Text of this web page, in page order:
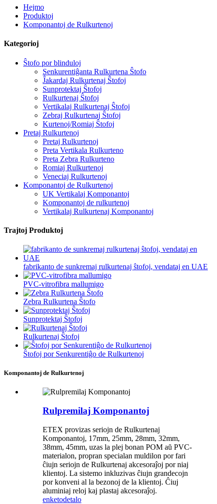
Hejmo
Produktoj
Komponantoj de Rulkurtenoj
Kategorioj
Ŝtofo por blinduloj
Senkurentiĝanta Rulkurtena Ŝtofo
Ĵakardaj Rulkurtenaj Ŝtofoj
Sunprotektaj Ŝtofoj
Rulkurtenaj Ŝtofoj
Vertikalaj Rulkurtenaj Ŝtofoj
Zebraj Rulkurtenaj Ŝtofoj
Kurtenoj/Romiaj Ŝtofoj
Pretaj Rulkurtenoj
Pretaj Rulkurtenoj
Preta Vertikala Rulkurteno
Preta Zebra Rulkurteno
Romiaj Rulkurtenoj
Veneciaj Rulkurtenoj
Komponantoj de Rulkurtenoj
UK Vertikalaj Komponantoj
Komponantoj de rulkurtenoj
Vertikalaj Rulkurtenaj Komponantoj
Trajtoj Produktoj
fabrikanto de sunkremaj rulkurtenaj ŝtofoj, vendataj en UAE
PVC-vitrofibra mallumigo
Zebra Rulkurtena Ŝtofo
Sunprotektaj Ŝtofoj
Rulkurtenaj Ŝtofoj
Ŝtofoj por Senkurentiĝo de Rulkurtenoj
Komponantoj de Rulkurtenoj
Rulpremilaj Komponantoj
ETEX provizas seriojn de Rulkurtenaj
Komponantoj, 17mm, 25mm, 28mm, 32mm,
38mm, 45mm, uzas la plej bonan POM aŭ PVC-
materialon, propran specialan muldilon por fari
ĉiujn seriojn de Rulkurtenaj akcesoraĵoj por niaj
klientoj. La sistemo inkluzivas ĉiujn grandecojn
por konveni al la bezonoj de la klientoj. Ĉiuj
aluminiaj reloj kaj plastaj akcesoraĵoj.
enketodetalo